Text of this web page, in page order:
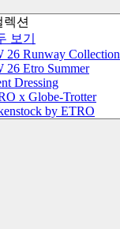
렉션
보기
26 Runway Collection
26 Etro Summer
Dressing
x Globe-Trotter
by ETRO